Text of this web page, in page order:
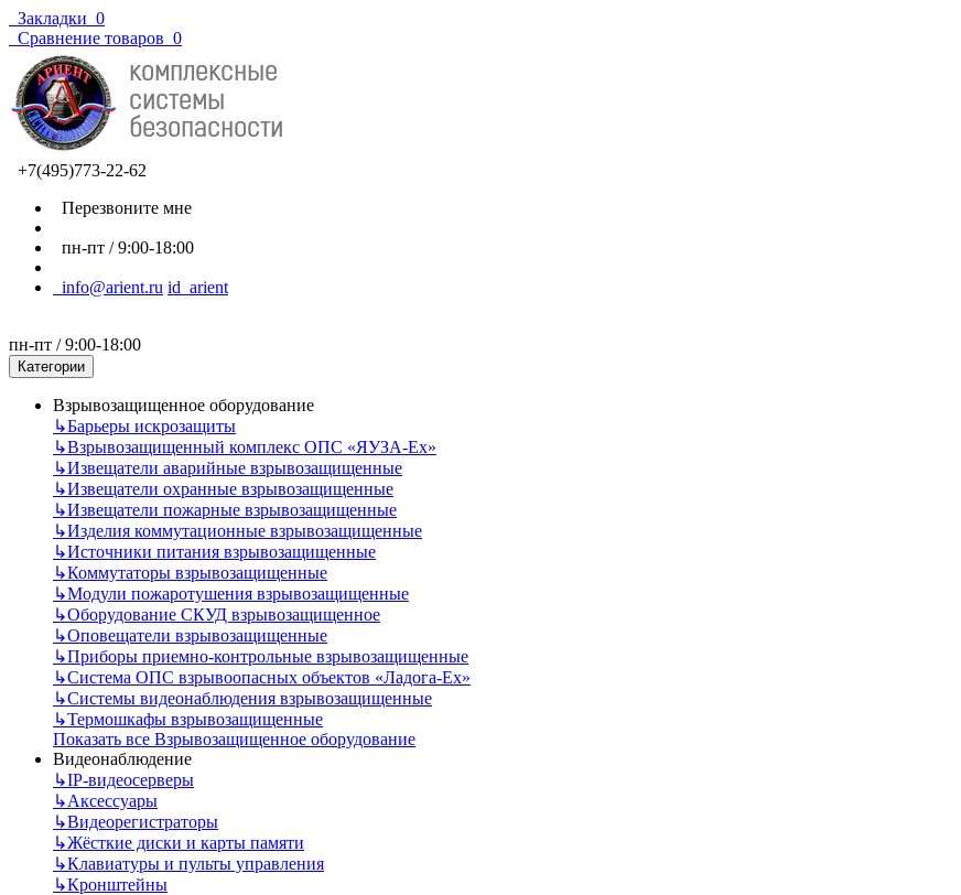
Закладки 0
Сравнение товаров 0
+7(495)773-22-62
Перезвоните мне
пн-пт / 9:00-18:00
info@arient.ru id_arient
пн-пт / 9:00-18:00
Категории
Взрывозащищенное оборудование
↳Барьеры искрозащиты
↳Взрывозащищенный комплекс ОПС «ЯУЗА-Ех»
↳Извещатели аварийные взрывозащищенные
↳Извещатели охранные взрывозащищенные
↳Извещатели пожарные взрывозащищенные
↳Изделия коммутационные взрывозащищенные
↳Источники питания взрывозащищенные
↳Коммутаторы взрывозащищенные
↳Модули пожаротушения взрывозащищенные
↳Оборудование СКУД взрывозащищенное
↳Оповещатели взрывозащищенные
↳Приборы приемно-контрольные взрывозащищенные
↳Система ОПС взрывоопасных объектов «Ладога-Ex»
↳Системы видеонаблюдения взрывозащищенные
↳Термошкафы взрывозащищенные
Показать все Взрывозащищенное оборудование
Видеонаблюдение
↳IP-видеосерверы
↳Аксессуары
↳Видеорегистраторы
↳Жёсткие диски и карты памяти
↳Клавиатуры и пульты управления
↳Кронштейны